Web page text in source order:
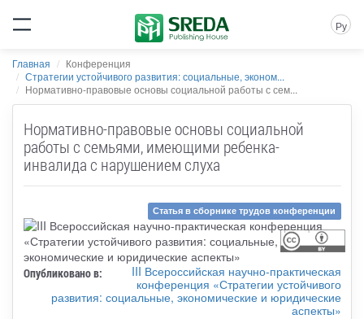
Ру
Главная
Конференция
Стратегии устойчивого развития: социальные, эконом...
Нормативно-правовые основы социальной работы с сем...
Нормативно-правовые основы социальной
работы с семьями, имеющими ребенка-
инвалида с нарушением слуха
Статья в сборнике трудов конференции
Опубликовано в:
III Всероссийская научно-практическая
конференция «Стратегии устойчивого
развития: социальные, экономические и юридические
аспекты»